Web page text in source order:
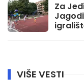
Za
VIŠE VESTI